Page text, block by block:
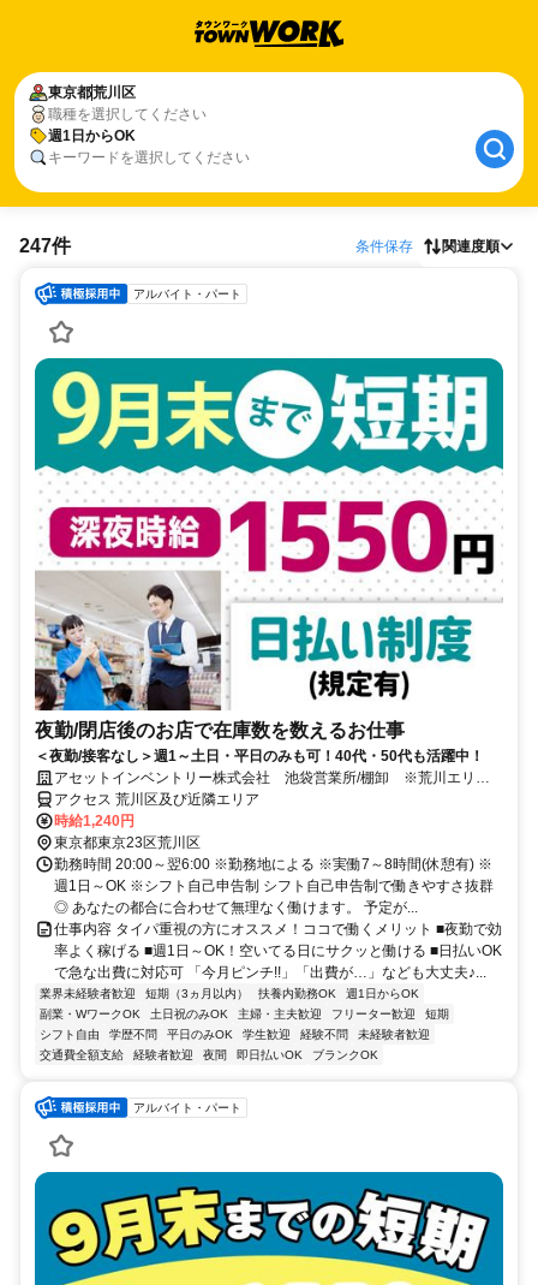
東京都荒川区
職種を選択してください
週1日からOK
キーワードを選択してください
247件 条件保存 関連度順
アルバイト・パート
夜勤/閉店後のお店で在庫数を数えるお仕事
＜夜勤/接客なし＞週1～土日・平日のみも可！40代・50代も活躍中！
アセットインベントリー株式会社 池袋営業所/棚卸 ※荒川エリア
管轄
アクセス 荒川区及び近隣エリア
時給1,240円
東京都東京23区荒川区
勤務時間 20:00～翌6:00 ※勤務地による ※実働7～8時間(休憩有) ※
週1日～OK ※シフト自己申告制 シフト自己申告制で働きやすさ抜群
◎ あなたの都合に合わせて無理なく働けます。 予定が...
仕事内容 タイパ重視の方にオススメ！ココで働くメリット ■夜勤で効
率よく稼げる ■週1日～OK！空いてる日にサクッと働ける ■日払いOK
で急な出費に対応可 「今月ピンチ!!」「出費が…」なども大丈夫♪...
業界未経験者歓迎 短期（3ヵ月以内） 扶養内勤務OK
週1日からOK
副業・WワークOK
土日祝のみOK 主婦・主夫歓迎 フリーター歓迎
短期
シフト自由
学歴不問 平日のみOK 学生歓迎 経験不問
未経験者歓迎
交通費全額支給
経験者歓迎 夜間 即日払いOK ブランクOK
アルバイト・パート